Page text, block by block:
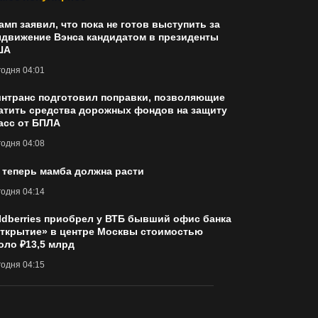
заявил, что пока не готов выступить за
Вэнса кандидатом в президенты
04:01
подготовил поправки, позволяющие
средства дорожных фондов на защиту
от БПЛА
04:08
теперь мамба должна расти
04:14
приобрел у ВТБ бывший офис банка
в центре Москвы стоимостью
₽13,5 млрд
04:15